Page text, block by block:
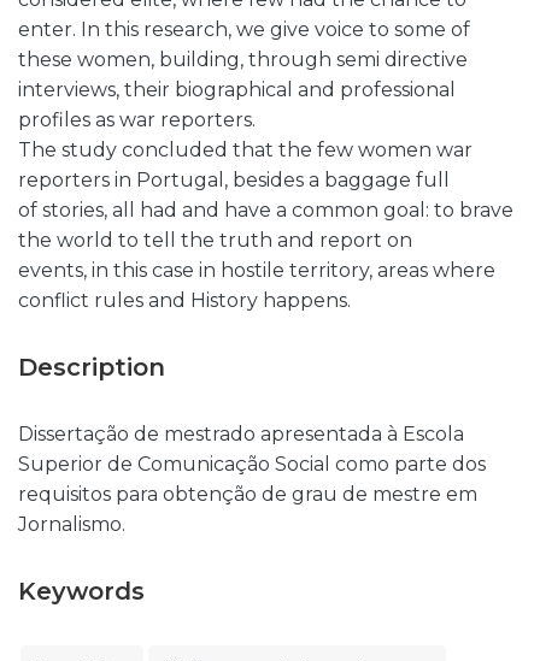
enter. In this research, we give voice to some of
these women, building, through semi directive
interviews, their biographical and professional
profiles as war reporters.
The study concluded that the few women war
reporters in Portugal, besides a baggage full
of stories, all had and have a common goal: to brave
the world to tell the truth and report on
events, in this case in hostile territory, areas where
conflict rules and History happens.
Description
Dissertação de mestrado apresentada à Escola
Superior de Comunicação Social como parte dos
requisitos para obtenção de grau de mestre em
Jornalismo.
Keywords